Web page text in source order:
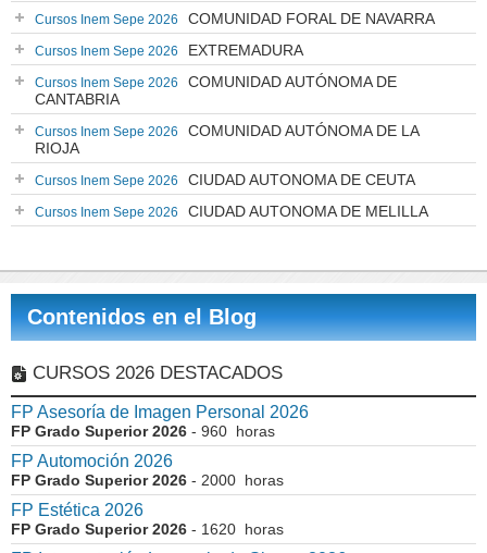
Cursos Inem Sepe 2026 COMUNIDAD FORAL DE NAVARRA
Cursos Inem Sepe 2026 EXTREMADURA
Cursos Inem Sepe 2026
COMUNIDAD AUTÓNOMA DE
CANTABRIA
Cursos Inem Sepe 2026
COMUNIDAD AUTÓNOMA DE LA
RIOJA
Cursos Inem Sepe 2026 CIUDAD AUTONOMA DE CEUTA
Cursos Inem Sepe 2026 CIUDAD AUTONOMA DE MELILLA
Contenidos en el Blog
CURSOS 2026 DESTACADOS
FP Asesoría de Imagen Personal 2026
FP Grado Superior 2026 - 960 horas
FP Automoción 2026
FP Grado Superior 2026 - 2000 horas
FP Estética 2026
FP Grado Superior 2026 - 1620 horas